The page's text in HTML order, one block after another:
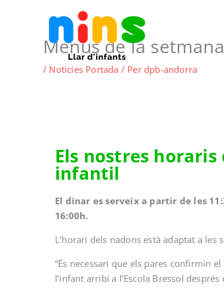
Menus de la setmana
/ Noticies Portada / Per dpb-andorra
Els nostres
infantil
El dinar es serveix a partir de les
16:00h.
L’horari dels nadons està adaptat a les
“És necessari que els pares confirmin
l’infant arribi a l’Escola Bressol